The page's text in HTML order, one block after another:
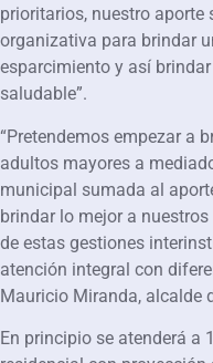
prioritarios, nuestro aporte
organizativa para brindar
esparcimiento y así
saludable”.
“Pretendemos empezar a
adultos mayores a
municipal sumada al
brindar lo mejor a
de estas gestiones
atención integral con
Mauricio Miranda, alcalde
En principio se atenderá a